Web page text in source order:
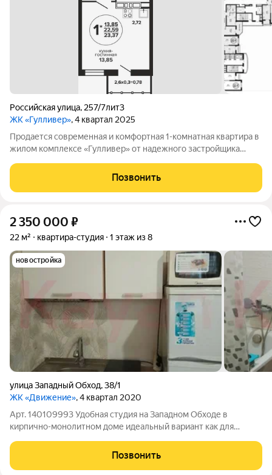
Российская улица, 257/7лит3
ЖК «Гулливер», 4 квартал 2025
Продается современная и комфортная 1-комнатная квартира в
жилом комплексе «Гулливер» от надежного застройщика
в динамичном городе и уюта внутри своего пространства.
Актуальные условия:
Позвонить
2 350 000 ₽
22 м² квартира-студия 1 этаж из 8
новостройка
улица Западный Обход,38/1
ЖК «Движение», 4 квартал 2020
Арт. 140109993 Удобная студия на Западном Обходе в
кирпично-монолитном доме идеальный вариант как для
продажа, все документы готовы быстрый выход на сделку,
возможна ипотека. Квартира-студия
Позвонить